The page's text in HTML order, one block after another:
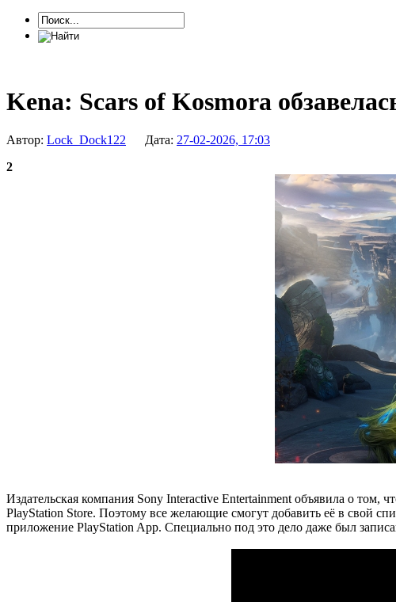
Kena: Scars of Kosmora
Автор: Lock_Dock122 Дата: 27-02-2026, 17:03
2
Издательская компания Sony Interactive Entertainment объявила о том,
PlayStation Store. Поэтому все желающие смогут добавить её в свой
приложение PlayStation App. Специально под это дело даже был